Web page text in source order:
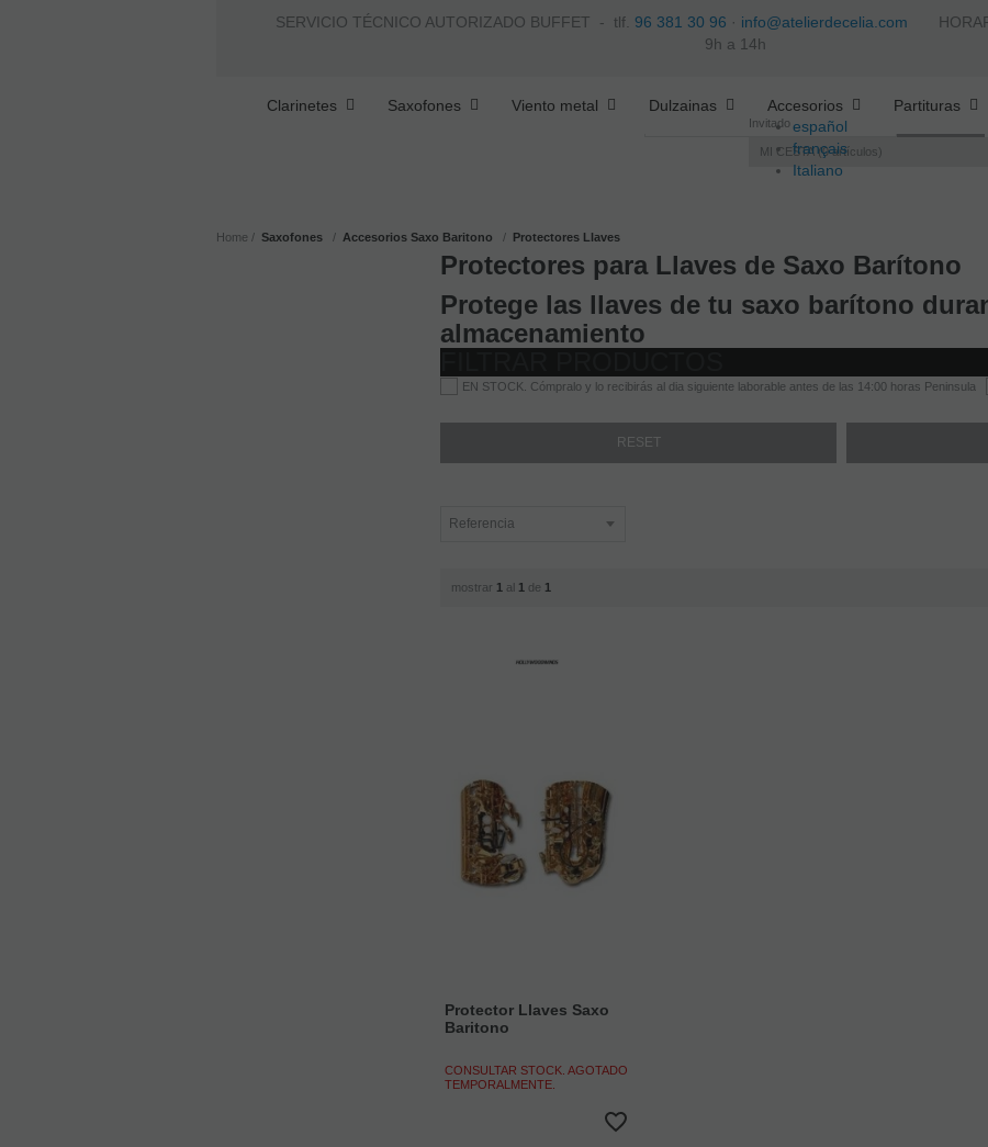
SERVICIO TÉCNICO AUTORIZADO BUFFET - tlf. 96 381 30 96 · info@atelierdecelia.com
9h a 14h
español
français
Italiano
Invitado
MI CESTA 0artículos
Clarinetes Saxofones Viento metal Dulzainas Accesorios Partituras
Home Saxofones Accesorios Saxo Baritono Protectores Llaves
Protectores para Llaves de Saxo Barítono
Protege las llaves de tu saxo barítono
almacenamiento
EN STOCK. Cómpralo y lo recibirás al dia siguiente laborable antes de las 14:00 horas Peninsula
mostrar 1 al 1 de 1
Protector Llaves Saxo
Baritono
CONSULTAR STOCK. AGOTADO
TEMPORALMENTE.